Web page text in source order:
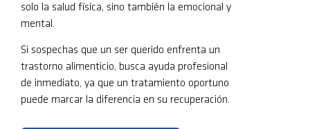
solo la salud física, sino también la emocional y
mental.
Si sospechas que un ser querido enfrenta un
trastorno alimenticio, busca ayuda profesional
de inmediato, ya que un tratamiento oportuno
puede marcar la diferencia en su recuperación.